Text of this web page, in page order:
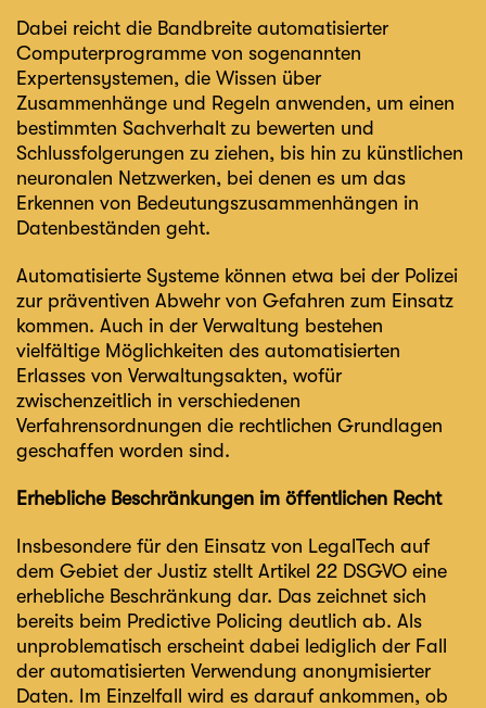
Dabei reicht die Bandbreite automatisierter
Computerprogramme von sogenannten
Expertensystemen, die Wissen über
Zusammenhänge und Regeln anwenden, um einen
bestimmten Sachverhalt zu bewerten und
Schlussfolgerungen zu ziehen, bis hin zu künstlichen
neuronalen Netzwerken, bei denen es um das
Erkennen von Bedeutungszusammenhängen in
Datenbeständen geht.
Automatisierte Systeme können etwa bei der Polizei
zur präventiven Abwehr von Gefahren zum Einsatz
kommen. Auch in der Verwaltung bestehen
vielfältige Möglichkeiten des automatisierten
Erlasses von Verwaltungsakten, wofür
zwischenzeitlich in verschiedenen
Verfahrensordnungen die rechtlichen Grundlagen
geschaffen worden sind.
Erhebliche Beschränkungen im öffentlichen Recht
Insbesondere für den Einsatz von LegalTech auf
dem Gebiet der Justiz stellt Artikel 22 DSGVO eine
erhebliche Beschränkung dar. Das zeichnet sich
bereits beim Predictive Policing deutlich ab. Als
unproblematisch erscheint dabei lediglich der Fall
der automatisierten Verwendung anonymisierter
Daten. Im Einzelfall wird es darauf ankommen, ob